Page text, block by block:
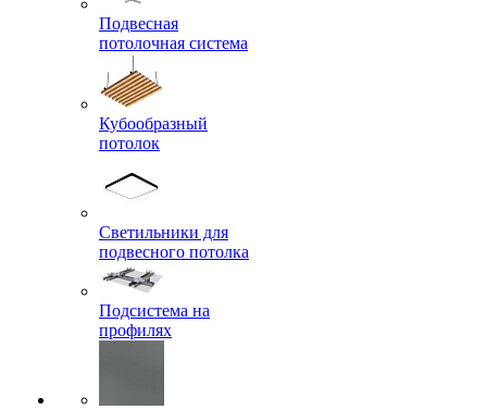
Подвесная
потолочная система
Кубообразный
потолок
Светильники для
подвесного потолка
Подсистема на
профилях